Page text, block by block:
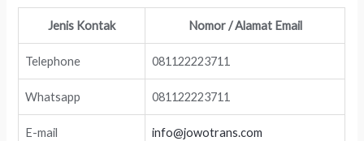
Jenis Kontak Nomor / Alamat Email
Telephone 081122223711
Whatsapp 081122223711
E-mail info@jowotrans.com